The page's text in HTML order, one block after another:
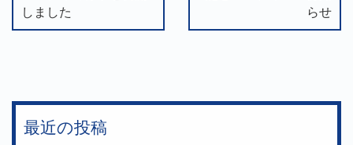
しました
らせ
最近の投稿